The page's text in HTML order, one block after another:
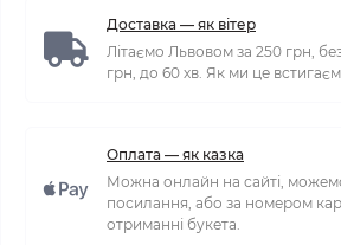
Доставка — як вітер
Літаємо Львовом за 250 грн,
грн, до 60 хв. Як ми це
Оплата — як казка
Можна онлайн на сайті,
посилання, або за номером
отриманні букета.